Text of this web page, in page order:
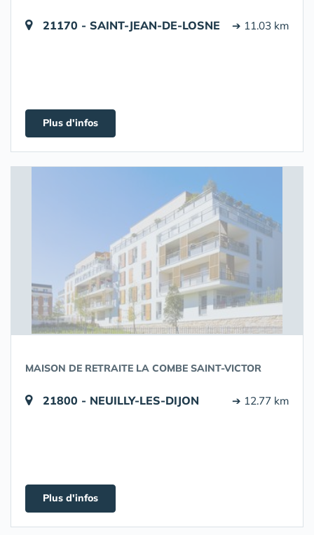
21170 - SAINT-JEAN-DE-LOSNE ➔ 11.03 km
Plus d'infos
MAISON DE RETRAITE LA COMBE SAINT-VICTOR
21800 - NEUILLY-LES-DIJON ➔ 12.77 km
Plus d'infos